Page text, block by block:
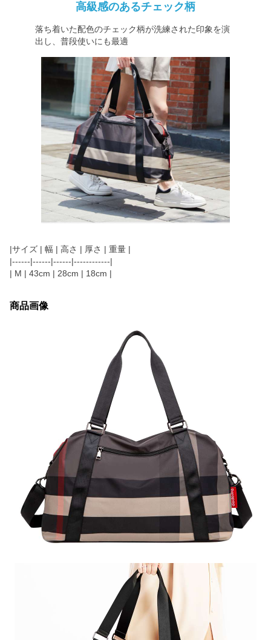
高級感のあるチェック柄
落ち着いた配色のチェック柄が洗練された印象を演
出し、普段使いにも最適
|サイズ | 幅 | 高さ | 厚さ | 重量 |
|------|------|------|------------|
| M | 43cm | 28cm | 18cm |
商品画像